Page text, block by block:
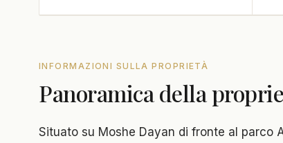
INFORMAZIONI SULLA PROPRIETÀ
Panoramica della
Situato su Moshe Dayan di fronte al parco